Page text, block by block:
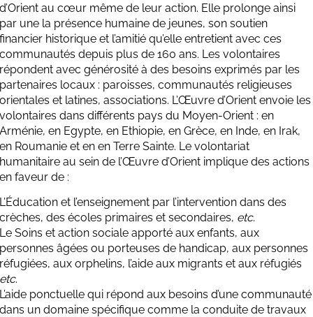
d’Orient au cœur même de leur action. Elle prolonge ainsi
par une la présence humaine de jeunes, son soutien
financier historique et l’amitié qu’elle entretient avec ces
communautés depuis plus de 160 ans. Les volontaires
répondent avec générosité à des besoins exprimés par les
partenaires locaux : paroisses, communautés religieuses
orientales et latines, associations. L’Œuvre d’Orient envoie les
volontaires dans différents pays du Moyen-Orient : en
Arménie, en Egypte, en Ethiopie, en Grèce, en Inde, en Irak,
en Roumanie et en en Terre Sainte. Le volontariat
humanitaire au sein de l’Œuvre d’Orient implique des actions
en faveur de :
L’Éducation et l’enseignement par l’intervention dans des
crèches, des écoles primaires et secondaires, etc.
Le Soins et action sociale apporté aux enfants, aux
personnes âgées ou porteuses de handicap, aux personnes
réfugiées, aux orphelins, l’aide aux migrants et aux réfugiés
etc.
L’aide ponctuelle qui répond aux besoins d’une communauté
dans un domaine spécifique comme la conduite de travaux